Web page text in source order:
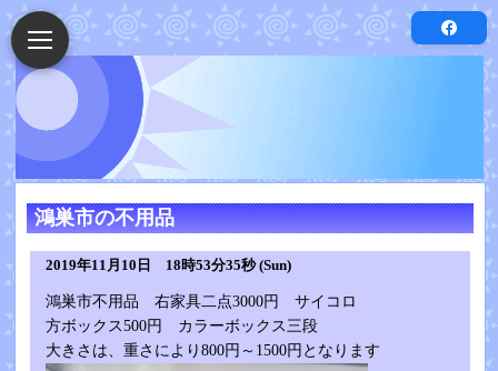
鴻巣市の不用品
2019年11月10日 18時53分35秒 (Sun)
鴻巣市不用品 右家具二点3000円 サイコロ
方ボックス500円 カラーボックス三段
大きさは、重さにより800円～1500円となります